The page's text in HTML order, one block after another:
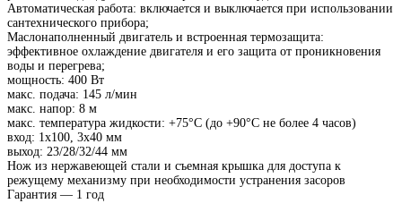
Автоматическая работа: включается и выключается при использовании
сантехнического прибора;
Маслонаполненный двигатель и встроенная термозащита:
эффективное охлаждение двигателя и его защита от проникновения
воды и перегрева;
мощность: 400 Вт
макс. подача: 145 л/мин
макс. напор: 8 м
макс. температура жидкости: +75°С (до +90°С не более 4 часов)
вход: 1х100, 3х40 мм
выход: 23/28/32/44 мм
Нож из нержавеющей стали и съемная крышка для доступа к
режущему механизму при необходимости устранения засоров
Гарантия — 1 год